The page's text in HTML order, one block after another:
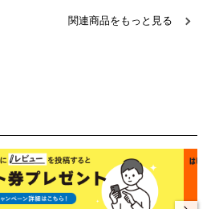
関連商品をもっと見る